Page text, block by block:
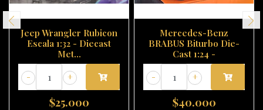
Jeep Wrangler Rubicon
Escala 1:32 - Diecast
Met...
+
-
$25.000
Mercedes-Benz
BRABUS Biturbo Die-
Cast 1:24 -
+
-
$40.000